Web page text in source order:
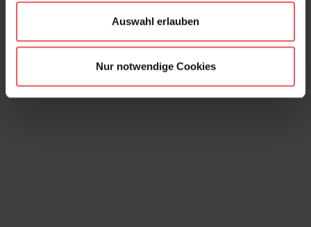
Auswahl erlauben
Nur notwendige Cookies